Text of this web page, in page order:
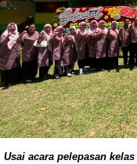
Usai acara pelepasan